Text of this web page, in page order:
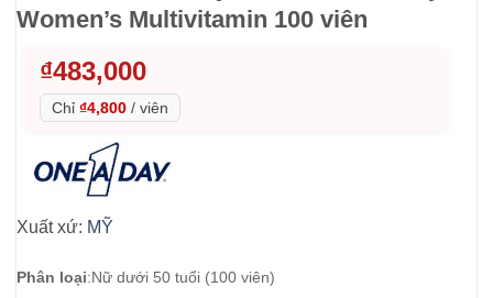
Women’s Multivitamin 100 viên
₫483,000
Chỉ ₫4,800 / viên
Xuất xứ: MỸ
Phân loại:Nữ dưới 50 tuổi (100 viên)